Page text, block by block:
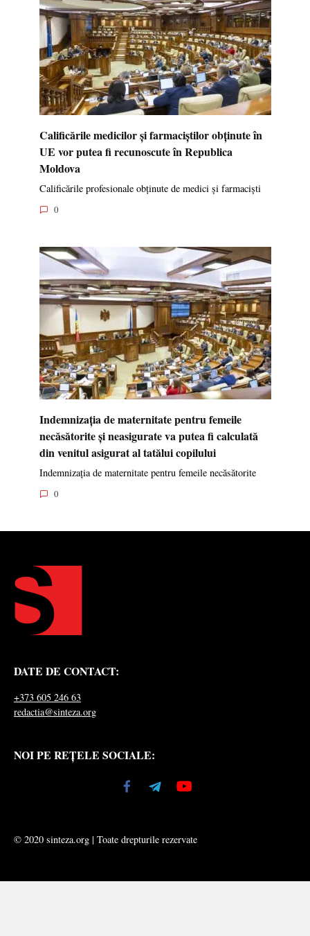
Calificările medicilor și farmaciștilor obținute în
UE vor putea fi recunoscute în Republica
Moldova
Calificările profesionale obținute de medici și farmaciști
0
Indemnizația de maternitate pentru femeile
necăsătorite și neasigurate va putea fi calculată
din venitul asigurat al tatălui copilului
Indemnizația de maternitate pentru femeile necăsătorite
0
DATE DE CONTACT:
+373 605 246 63
redactia@sinteza.org
NOI PE REȚELE SOCIALE:
© 2020 sinteza.org | Toate drepturile rezervate